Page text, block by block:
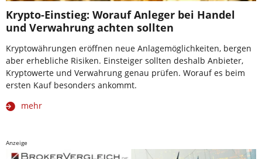
Krypto-Einstieg: Worauf Anleger bei Handel
und Verwahrung achten sollten
Kryptowährungen eröffnen neue Anlagemöglichkeiten, bergen
aber erhebliche Risiken. Einsteiger sollten deshalb Anbieter,
Kryptowerte und Verwahrung genau prüfen. Worauf es beim
ersten Kauf besonders ankommt.
mehr
Anzeige